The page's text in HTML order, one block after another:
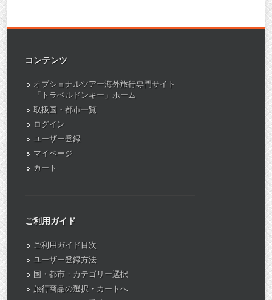
コンテンツ
オプショナルツアー海外旅行専門サイト
「トラベルドンキー」ホーム
取扱国・都市一覧
ログイン
ユーザー登録
マイページ
カート
ご利用ガイド
ご利用ガイド目次
ユーザー登録方法
国・都市・カテゴリー選択
旅行商品の選択・カートへ